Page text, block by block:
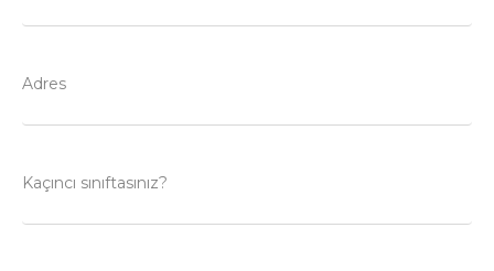
Adres
Kaçıncı sınıftasınız?